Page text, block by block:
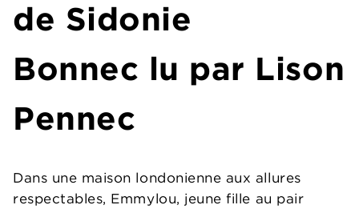
de Sidonie
Bonnec lu par Lison
Pennec
Dans une maison londonienne aux allures
respectables, Emmylou, jeune fille au pair